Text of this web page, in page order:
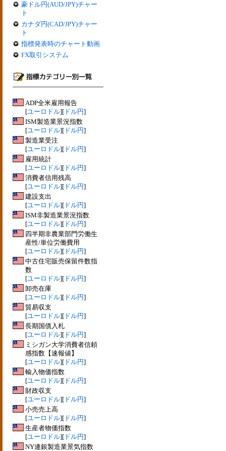
豪ドル円(AUD/JPY)チャー
ト
カナダ円(CAD/JPY)チャー
ト
指標発表時のチャート動画
FX取引システム
ADP全米雇用報告
[ユーロドル][ ドル円]
ISM製造業景況指数
[ユーロドル][ ドル円]
製造業受注
[ユーロドル][ ドル円]
雇用統計
[ユーロドル][ ドル円]
消費者信用残高
[ユーロドル][ ドル円]
建設支出
[ユーロドル][ ドル円]
ISM非製造業景況指数
[ユーロドル][ ドル円]
四半期非農業部門労働生
産性/単位労働費用
[ユーロドル][ ドル円]
中古住宅販売保留件数指
数
[ユーロドル][ ドル円]
卸売在庫
[ユーロドル][ ドル円]
貿易収支
[ユーロドル][ ドル円]
長期国債入札
[ユーロドル][ ドル円]
ミシガン大学消費者信頼
感指数【速報値】
[ユーロドル][ ドル円]
輸入物価指数
[ユーロドル][ ドル円]
財政収支
[ユーロドル][ ドル円]
小売売上高
[ユーロドル][ ドル円]
生産者物価指数
[ユーロドル][ ドル円]
NY連銀製造業景気指数